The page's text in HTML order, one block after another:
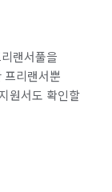
랜서풀을
프리랜서뿐
원서도 확인할